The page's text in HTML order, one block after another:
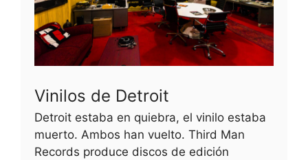
Vinilos de Detroit
Detroit estaba en quiebra, el vinilo estaba
muerto. Ambos han vuelto. Third Man
Records produce discos de edición